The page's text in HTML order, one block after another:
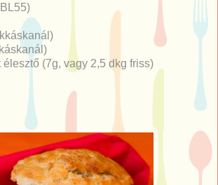
élesztő (7g, vagy 2,5 dkg friss)